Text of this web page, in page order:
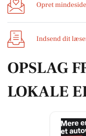
Opret mindeside
Indsend dit
OPSLAG
LOKALE